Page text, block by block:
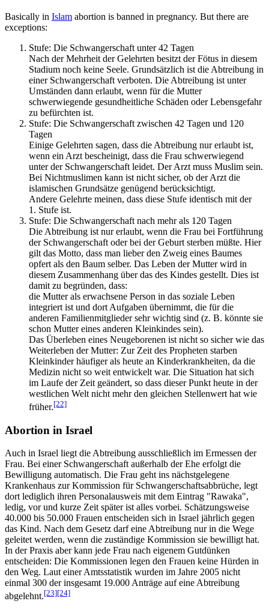
Basically in Islam abortion is banned in pregnancy. But there are
exceptions:
Stufe: Die Schwangerschaft unter 42 Tagen
Nach der Mehrheit der Gelehrten besitzt der Fötus in diesem
Stadium noch keine Seele. Grundsätzlich ist die Abtreibung in
einer Schwangerschaft verboten. Die Abtreibung ist unter
Umständen dann erlaubt, wenn für die Mutter
schwerwiegende gesundheitliche Schäden oder Lebensgefahr
zu befürchten ist.
Stufe: Die Schwangerschaft zwischen 42 Tagen und 120
Tagen
Einige Gelehrten sagen, dass die Abtreibung nur erlaubt ist,
wenn ein Arzt bescheinigt, dass die Frau schwerwiegend
unter der Schwangerschaft leidet. Der Arzt muss Muslim sein.
Bei Nichtmuslimen kann ist nicht sicher, ob der Arzt die
islamischen Grundsätze genügend berücksichtigt.
Andere Gelehrte meinen, dass diese Stufe identisch mit der
1. Stufe ist.
Stufe: Die Schwangerschaft nach mehr als 120 Tagen
Die Abtreibung ist nur erlaubt, wenn die Frau bei Fortführung
der Schwangerschaft oder bei der Geburt sterben müßte. Hier
gilt das Motto, dass man lieber den Zweig eines Baumes
opfert als den Baum selber. Das Leben der Mutter wird in
diesem Zusammenhang über das des Kindes gestellt. Dies ist
damit zu begründen, dass:
die Mutter als erwachsene Person in das soziale Leben
integriert ist und dort Aufgaben übernimmt, die für die
anderen Familienmitglieder sehr wichtig sind (z. B. könnte sie
schon Mutter eines anderen Kleinkindes sein).
Das Überleben eines Neugeborenen ist nicht so sicher wie das
Weiterleben der Mutter: Zur Zeit des Propheten starben
Kleinkinder häufiger als heute an Kinderkrankheiten, da die
Medizin nicht so weit entwickelt war. Die Situation hat sich
im Laufe der Zeit geändert, so dass dieser Punkt heute in der
westlichen Welt nicht mehr den gleichen Stellenwert hat wie
früher.[22]
Abortion in Israel
Auch in Israel liegt die Abtreibung ausschließlich im Ermessen der
Frau. Bei einer Schwangerschaft außerhalb der Ehe erfolgt die
Bewilligung automatisch. Die Frau geht ins nächstgelegene
Krankenhaus zur Kommission für Schwangerschaftsabbrüche, legt
dort lediglich ihren Personalausweis mit dem Eintrag "Rawaka",
ledig, vor und kurze Zeit später ist alles vorbei. Schätzungsweise
40.000 bis 50.000 Frauen entscheiden sich in Israel jährlich gegen
das Kind. Nach dem Gesetz darf eine Abtreibung nur in die Wege
geleitet werden, wenn die zuständige Kommission sie bewilligt hat.
In der Praxis aber kann jede Frau nach eigenem Gutdünken
entscheiden: Die Kommissionen legen den Frauen keine Hürden in
den Weg. Laut einer Amtsstatistik wurden im Jahre 2005 nicht
einmal 300 der insgesamt 19.000 Anträge auf eine Abtreibung
abgelehnt.[23][24]